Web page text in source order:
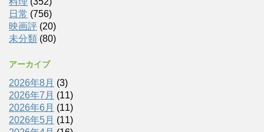
日常 (756)
映画評 (20)
未分類 (80)
アーカイブ
2026年8月 (3)
2026年7月 (11)
2026年6月 (11)
2026年5月 (11)